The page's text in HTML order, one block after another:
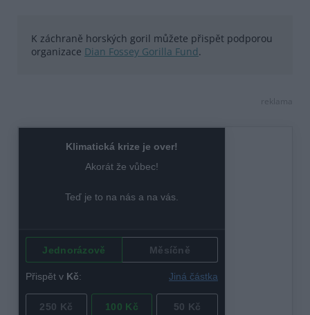
K záchraně horských goril můžete přispět podporou
organizace Dian Fossey Gorilla Fund.
reklama